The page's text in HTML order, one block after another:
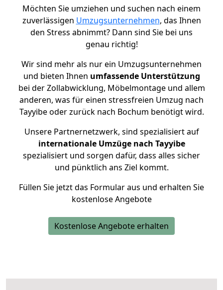
Möchten Sie umziehen und suchen nach einem
zuverlässigen Umzugsunternehmen, das Ihnen
den Stress abnimmt? Dann sind Sie bei uns
genau richtig!
Wir sind mehr als nur ein Umzugsunternehmen
und bieten Ihnen umfassende Unterstützung
bei der Zollabwicklung, Möbelmontage und allem
anderen, was für einen stressfreien Umzug nach
Tayyibe oder zurück nach Bochum benötigt wird.
Unsere Partnernetzwerk, sind spezialisiert auf
internationale Umzüge nach Tayyibe
spezialisiert und sorgen dafür, dass alles sicher
und pünktlich ans Ziel kommt.
Füllen Sie jetzt das Formular aus und erhalten Sie
kostenlose Angebote
Kostenlose Angebote erhalten